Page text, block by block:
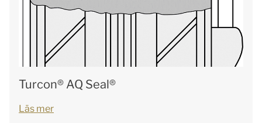
Turcon® AQ Seal®
Läs mer